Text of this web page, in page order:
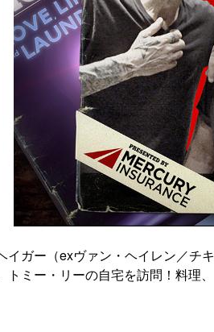
イガー（exヴァン・ヘイレン／チ
トミー・リーの自宅を訪問！料理